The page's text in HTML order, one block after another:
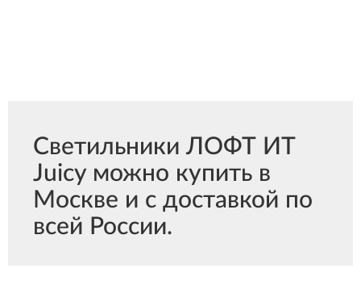
Светильники ЛОФТ ИТ
Juicy можно купить в
Москве и с доставкой по
всей России.